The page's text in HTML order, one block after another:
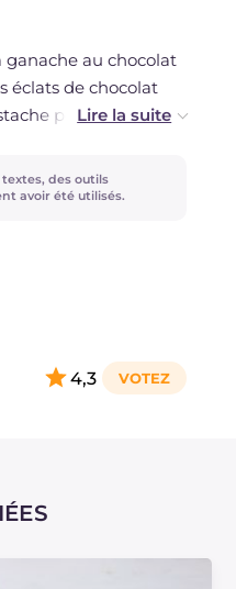
et de la conserver
pour qu'elle
la ganache à
consistance plus
la réaliser la
soient suffisantes
cristallisation.
ganache au chocolat
éclats de chocolat
pour créer un
dans les
des outils
avoir été utilisés.
4,3